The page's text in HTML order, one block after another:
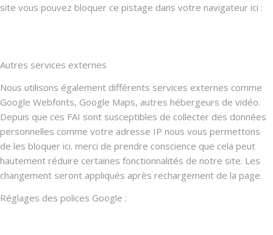
site vous pouvez bloquer ce pistage dans votre navigateur ici :
Autres services externes
Nous utilisons également différents services externes comme
Google Webfonts, Google Maps, autres hébergeurs de vidéo.
Depuis que ces FAI sont susceptibles de collecter des données
personnelles comme votre adresse IP nous vous permettons
de les bloquer ici. merci de prendre conscience que cela peut
hautement réduire certaines fonctionnalités de notre site. Les
changement seront appliqués après rechargement de la page.
Réglages des polices Google :